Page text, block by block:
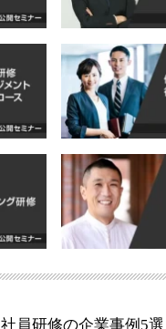
社員研修の企業事例5